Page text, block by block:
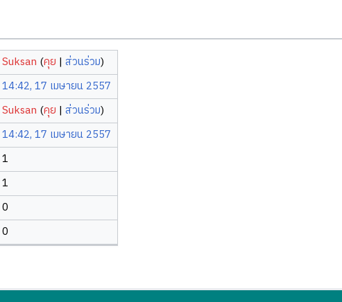
Suksan (คุย |ส่วนร่วม)
14:42, 17 เมษายน 2557
Suksan (คุย |ส่วนร่วม)
14:42, 17 เมษายน 2557
1
1
0
0